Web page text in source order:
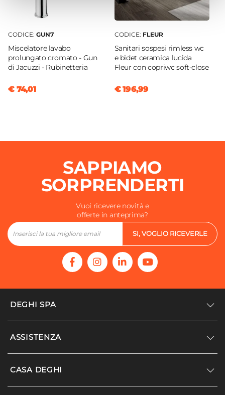
Materiale
Installazione
Appoggio
Altezza Vasca
Caratteristiche
Non inclusa
CODICE: GUN7
Miscelatore lavabo
prolungato cromato - Gun
di Jacuzzi - Rubinetteria
€ 74,01
CODICE: FLEUR
Sanitari sospesi rimless wc
e bidet ceramica lucida
Fleur con copriwc soft-close
€ 196,99
SAPPIAMO
SORPRENDERTI
Vuoi ricevere novità e
offerte in anteprima?
SI, VOGLIO RICEVERLE
DEGHI SPA
Accedi/Registrati
ASSISTENZA
Supporto
CASA DEGHI